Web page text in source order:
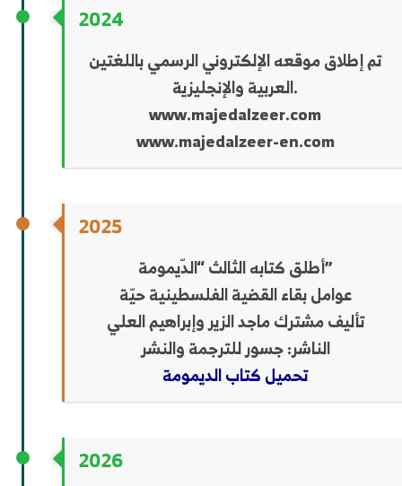
2024
تم إطلاق موقعه الإلكتروني الرسمي باللغتين
العربية والإنجليزية.
www.majedalzeer.com
www.majedalzeer-en.com
2025
أطلق كتابه الثالث “الدّيمومة”
عوامل بقاء القضية الفلسطينية حيّة
تأليف مشترك ماجد الزير وإبراهيم العلي
الناشر: جسور للترجمة والنشر
تحميل كتاب الديمومة
2026